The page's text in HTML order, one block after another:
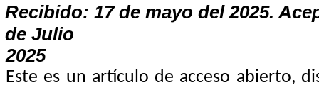
Recibido: 17 de mayo del 2025.
de Julio
2025
Este es un artículo de acceso abierto,